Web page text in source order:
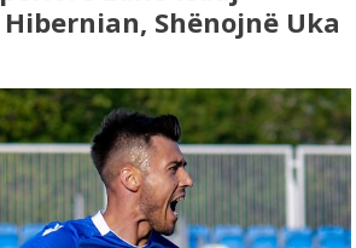
Hibernian, Shënojnë Uka